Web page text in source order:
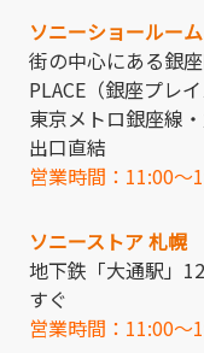
ソニーショールー
街の中心にある銀
PLACE（銀座プレ
東京メトロ銀座線
出口直結
営業時間：11:00～
ソニーストア 札幌
地下鉄「大通駅」
すぐ
営業時間：11:00～